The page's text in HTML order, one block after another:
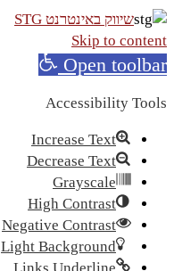
שיווק באינטרנט STG
Skip to content
Open toolbar
Accessibility Tools
Increase Text
Decrease Text
Grayscale
High Contrast
Negative Contrast
Light Background